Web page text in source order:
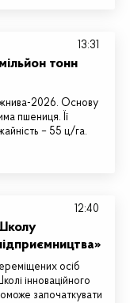
тонн
жнива-2026. Основу
пшениця. Її
– 55 ц/га.
13:31
осіб
інноваційного
започаткувати
12:40